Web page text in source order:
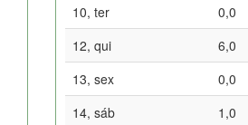
10, ter
0,0
12, qui
6,0
13, sex
0,0
14, sáb
1,0